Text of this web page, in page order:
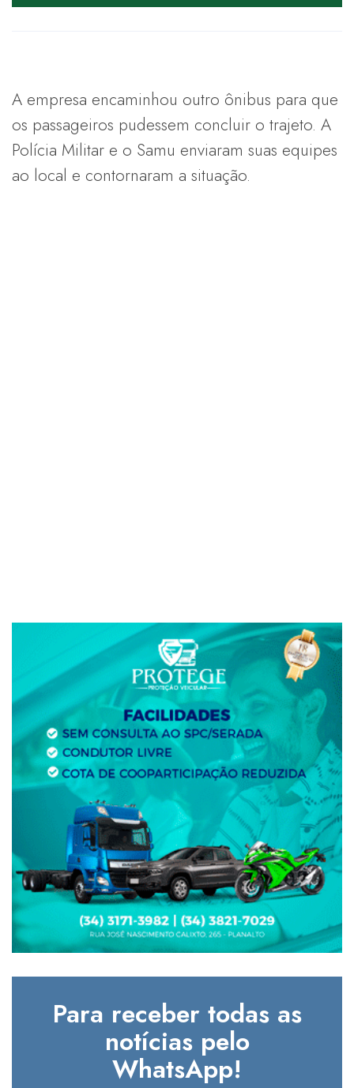
A empresa encaminhou outro ônibus para que
os passageiros pudessem concluir o trajeto. A
Polícia Militar e o Samu enviaram suas equipes
ao local e contornaram a situação.
Para receber todas as
notícias pelo
WhatsApp!